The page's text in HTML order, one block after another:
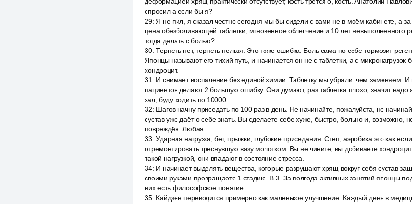
спросил а если бы я?
29: Я не пил, я сказал честно сегодня мы бы сидели с вами не в моём кабинете, а
цена обезболивающей таблетки, мгновенное облегчение и 10 лет невыполненного
тогда делать с болью?
30:Терпеть нет, терпеть нельзя. Это тоже ошибка. Боль сама по себе тормозит
Японцы называют его тихий путь, и начинается он не с таблетки, а с микронагрузок
хондроцит.
31 : И снимает воспаление без единой химии. Таблетку мы убрали, чем заменяем. И
пациентов делают 2 большую ошибку. Они думают, раз таблетка плохо, значит надо
зал, буду ходить по 10000.
32: Шагов начну приседать по 100 раз в день. Не начинайте, пожалуйста, не
сустав уже даёт о себе знать. Вы сделаете себе хуже, быстро, больно и, возможно,
повреждён. Любая
33:Ударная нагрузка, бег, прыжки, глубокие приседания. Степ, аэробика это как
отремонтировать треснувшую вазу молотком. Вы не чините, вы добиваете
такой нагрузкой, они впадают в состояние стресса.
34: И начинает выделять вещества, которые разрушают хрящ вокруг себя сустав
своими руками превращаете 1 стадию. В 3. За полгода активных занятий японцы
них есть философское понятие.
35: Кайдзен переводится примерно как маленькое улучшение. Каждый день в